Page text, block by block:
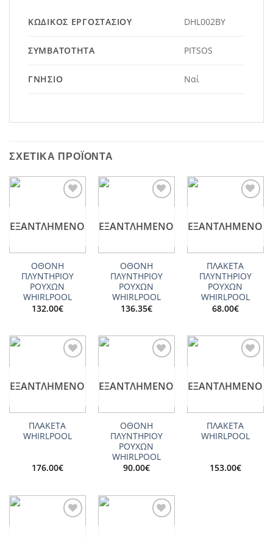
ΚΩΔΙΚΌΣ ΕΡΓΟΣΤΑΣΊΟΥ DHL002BY
ΣΥΜΒΑΤΌΤΗΤΑ PITSOS
ΓΝΉΣΙΟ Ναί
ΣΧΕΤΙΚΆ ΠΡΟΪΌΝΤΑ
ΕΞΑΝΤΛΗΜΈΝΟ
ΟΘΟΝΗ
ΠΛΥΝΤΗΡΙΟΥ
ΡΟΥΧΩΝ
WHIRLPOOL
132.00€
ΕΞΑΝΤΛΗΜΈΝΟ
ΟΘΟΝΗ
ΠΛΥΝΤΗΡΙΟΥ
ΡΟΥΧΩΝ
WHIRLPOOL
136.35€
ΕΞΑΝΤΛΗΜΈΝΟ
ΠΛΑΚΕΤΑ
ΠΛΥΝΤΗΡΙΟΥ
ΡΟΥΧΩΝ
WHIRLPOOL
68.00€
ΕΞΑΝΤΛΗΜΈΝΟ
ΠΛΑΚΕΤΑ
WHIRLPOOL
176.00€
ΕΞΑΝΤΛΗΜΈΝΟ
ΟΘΟΝΗ
ΠΛΥΝΤΗΡΙΟΥ
ΡΟΥΧΩΝ
WHIRLPOOL
90.00€
ΕΞΑΝΤΛΗΜΈΝΟ
ΠΛΑΚΕΤΑ
WHIRLPOOL
153.00€